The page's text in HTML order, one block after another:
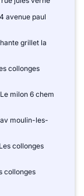
avenue paul
grillet la
collonges
milon 6 chem
moulin-les-
collonges
collonges